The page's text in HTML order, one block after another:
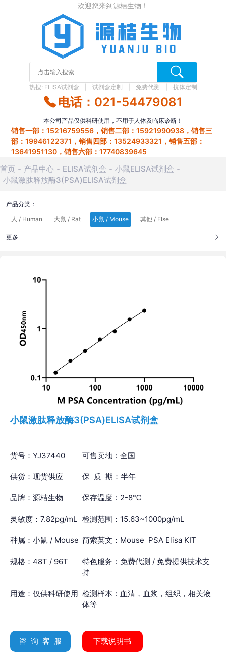
欢迎您来到源桔生物！
热搜: ELISA试剂盒 试剂盒定制 免费代测 抗体定制
电话：021-54479081
本公司产品仅供科研使用，不用于人体及临床诊断！
销售一部：15216759556，销售二部：15921990938，销售三
部：19946122371，销售四部：13524933321，销售五部：
13641951130，销售六部：17740839645
首页 产品中心 ELISA试剂盒
小鼠ELISA试剂盒
小鼠激肽释放酶3(PSA)ELISA试剂盒
产品分类：
人 / Human
大鼠 / Rat 小鼠 / Mouse 其他 / Else
更多
小鼠激肽释放酶3(PSA)ELISA试剂盒
货号：YJ37440 可售卖地：全国
供货：现货供应 保 质 期：半年
品牌：源桔生物 保存温度：2-8℃
灵敏度：7.82pg/mL 检测范围：15.63~1000pg/mL
种属：小鼠 / Mouse 简索英文：Mouse PSA Elisa KIT
规格：48T / 96T
特色服务：免费代测 / 免费提供技术支
持
用途：仅供科研使用 检测样本：血清，血浆，组织，相关液
体等
咨 询 客 服 下载说明书